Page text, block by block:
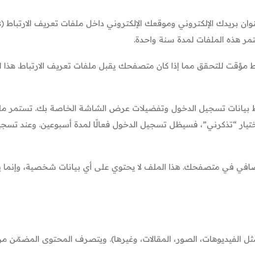
هذه الملفات لمدة سنة واحدة.
للتحقق مما إذا كان متصفحك يقبل ملفات تعريف الارتباط. هذا
بيانات تسجيل الدخول وتفضيلات عرض الشاشة الخاصة بك. تستمر
“تذكرني”، فسيظل تسجيل الدخول فعالًا لمدة أسبوعين. وعند
في متصفحك. هذا الملف لا يحتوي على أي بيانات شخصية،
الصور، المقالات، وغيرها). ويتصرف المحتوى المضمّن